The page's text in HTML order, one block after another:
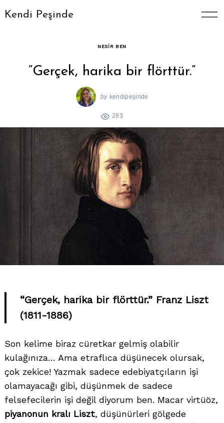
to
Kendi Peşinde
NESIR BEN
“Gerçek, harika bir flörttür.”
by kendipeşinde
283
“Gerçek, harika bir flörttür.” Franz Liszt
(1811-1886)
Son kelime biraz cüretkar gelmiş olabilir
kulağınıza… Ama etraflıca düşünecek olursak,
çok zekice! Yazmak sadece edebiyatçıların işi
olamayacağı gibi, düşünmek de sadece
felsefecilerin işi değil diyorum ben. Macar virtüöz,
piyanonun kralı Liszt, düşünürleri gölgede